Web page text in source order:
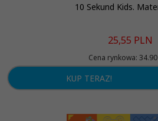
10 Sekund Kids.
25,55 PLN
Cena rynkowa:
KUP TERAZ!